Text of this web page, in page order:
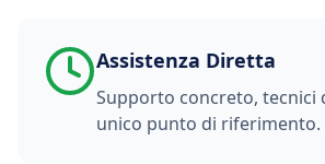
Assistenza Diretta
Supporto concreto, tecnici
unico punto di riferimento.